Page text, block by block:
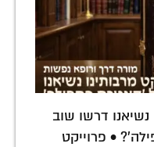
נשיאנו דרשו שוב
• פרוייקט